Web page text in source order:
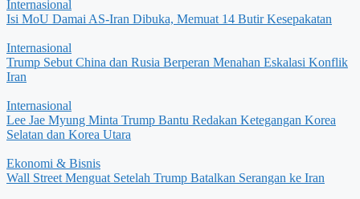
Internasional
Isi MoU Damai AS-Iran Dibuka, Memuat 14 Butir Kesepakatan
Internasional
Trump Sebut China dan Rusia Berperan Menahan Eskalasi Konflik
Iran
Internasional
Lee Jae Myung Minta Trump Bantu Redakan Ketegangan Korea
Selatan dan Korea Utara
Ekonomi & Bisnis
Wall Street Menguat Setelah Trump Batalkan Serangan ke Iran